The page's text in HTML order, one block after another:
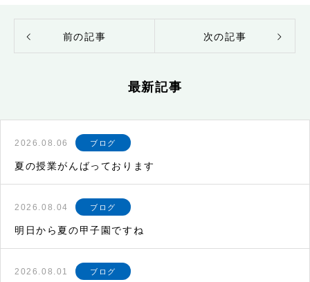
前の記事 次の記事
最新記事
2026.08.06 ブログ
夏の授業がんばっております
2026.08.04 ブログ
明日から夏の甲子園ですね
2026.08.01 ブログ